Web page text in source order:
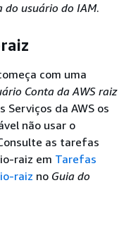
do usuário do IAM.
com uma
Conta da AWS raiz
da AWS os
não usar o
as tarefas
raiz em Tarefas
raiz no Guia do